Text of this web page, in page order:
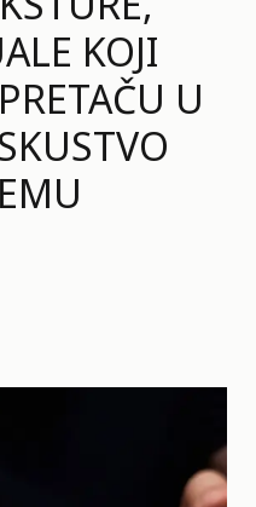
KOJI
U